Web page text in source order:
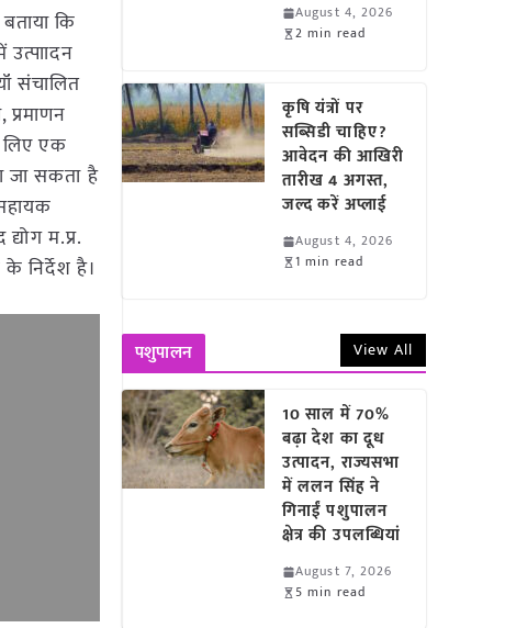
कि
संचालित
लिए एक
जा सकता है
म.प्र.
निर्देश है।
August 4, 2026
2 min read
कृषि यंत्रों पर
सब्सिडी चाहिए?
आवेदन की आखिरी
तारीख 4 अगस्त,
जल्द करें अप्लाई
August 4, 2026
1 min read
पशुपालन View All
10 साल में 70%
बढ़ा देश का दूध
उत्पादन, राज्यसभा
में ललन सिंह ने
गिनाईं पशुपालन
क्षेत्र की उपलब्धियां
August 7, 2026
5 min read